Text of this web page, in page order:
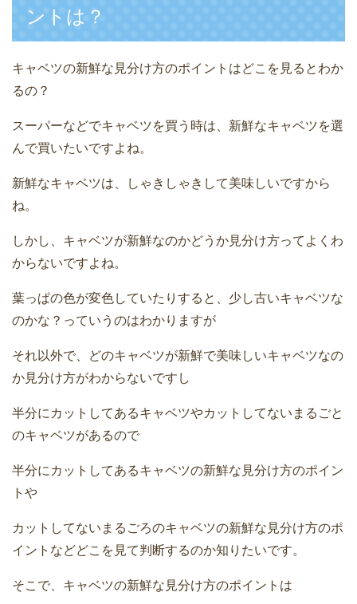
ントは？
キャベツの新鮮な見分け方のポイントはどこを見るとわか
るの？
スーパーなどでキャベツを買う時は、新鮮なキャベツを選
んで買いたいですよね。
新鮮なキャベツは、しゃきしゃきして美味しいですから
ね。
しかし、キャベツが新鮮なのかどうか見分け方ってよくわ
からないですよね。
葉っぱの色が変色していたりすると、少し古いキャベツな
のかな？っていうのはわかりますが
それ以外で、どのキャベツが新鮮で美味しいキャベツなの
か見分け方がわからないですし
半分にカットしてあるキャベツやカットしてないまるごと
のキャベツがあるので
半分にカットしてあるキャベツの新鮮な見分け方のポイン
トや
カットしてないまるごろのキャベツの新鮮な見分け方のポ
イントなどどこを見て判断するのか知りたいです。
そこで、キャベツの新鮮な見分け方のポイントは